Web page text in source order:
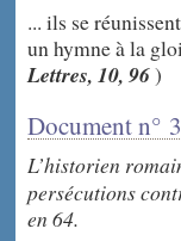
... ils se
un hymne à la
Lettres, 10, 96)
Document n° 3
L’historien
persécutions
en 64.